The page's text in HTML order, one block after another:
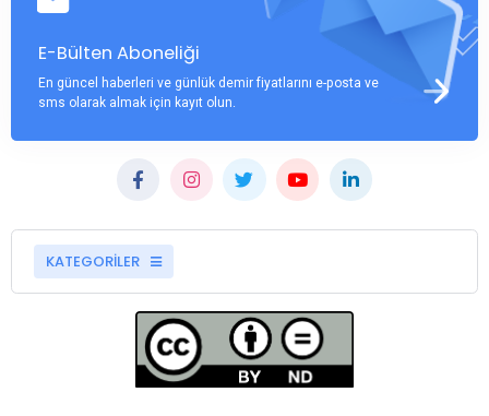
E-Bülten Aboneliği
En güncel haberleri ve günlük demir fiyatlarını e-posta ve
sms olarak almak için kayıt olun.
KATEGORİLER